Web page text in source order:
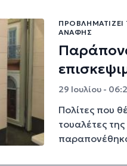
ΑΝΆΦΗΣ
29 Ιουλίου -
Πολίτες που
τουαλέτες